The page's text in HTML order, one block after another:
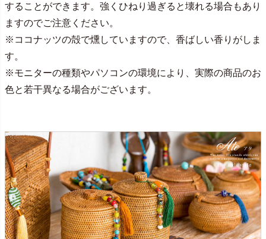
することができます。強くひねり過ぎると壊れる場合もあり
ますのでご注意ください。
※ココナッツの殻で燻していますので、香ばしい香りがしま
す。
※モニターの種類やパソコンの環境により、実際の商品のお
色と若干異なる場合がございます。